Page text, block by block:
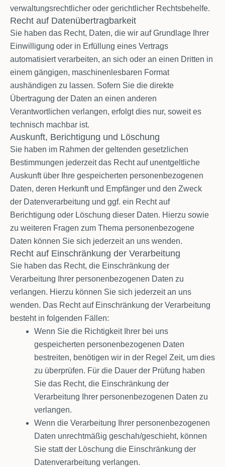
verwaltungsrechtlicher oder gerichtlicher Rechtsbehelfe.
Recht auf Datenübertragbarkeit
Sie haben das Recht, Daten, die wir auf Grundlage Ihrer
Einwilligung oder in Erfüllung eines Vertrags
automatisiert verarbeiten, an sich oder an einen Dritten in
einem gängigen, maschinenlesbaren Format
aushändigen zu lassen. Sofern Sie die direkte
Übertragung der Daten an einen anderen
Verantwortlichen verlangen, erfolgt dies nur, soweit es
technisch machbar ist.
Auskunft, Berichtigung und Löschung
Sie haben im Rahmen der geltenden gesetzlichen
Bestimmungen jederzeit das Recht auf unentgeltliche
Auskunft über Ihre gespeicherten personenbezogenen
Daten, deren Herkunft und Empfänger und den Zweck
der Datenverarbeitung und ggf. ein Recht auf
Berichtigung oder Löschung dieser Daten. Hierzu sowie
zu weiteren Fragen zum Thema personenbezogene
Daten können Sie sich jederzeit an uns wenden.
Recht auf Einschränkung der Verarbeitung
Sie haben das Recht, die Einschränkung der
Verarbeitung Ihrer personenbezogenen Daten zu
verlangen. Hierzu können Sie sich jederzeit an uns
wenden. Das Recht auf Einschränkung der Verarbeitung
besteht in folgenden Fällen:
Wenn Sie die Richtigkeit Ihrer bei uns
gespeicherten personenbezogenen Daten
bestreiten, benötigen wir in der Regel Zeit, um dies
zu überprüfen. Für die Dauer der Prüfung haben
Sie das Recht, die Einschränkung der
Verarbeitung Ihrer personenbezogenen Daten zu
verlangen.
Wenn die Verarbeitung Ihrer personenbezogenen
Daten unrechtmäßig geschah/geschieht, können
Sie statt der Löschung die Einschränkung der
Datenverarbeitung verlangen.